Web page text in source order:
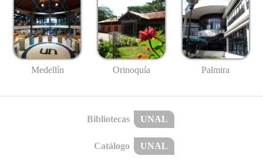
Medellín Orinoquía Palmira
Bibliotecas UNAL
Catálogo UNAL